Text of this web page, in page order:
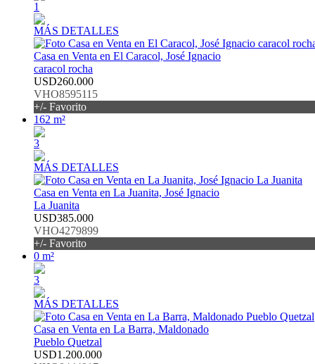
1
MÁS DETALLES
Casa en Venta en El Caracol, José Ignacio
caracol rocha
USD260.000
VHO8595115
+/- Favorito
162 m²
3
MÁS DETALLES
Casa en Venta en La Juanita, José Ignacio
La Juanita
USD385.000
VHO4279899
+/- Favorito
0 m²
3
MÁS DETALLES
Casa en Venta en La Barra, Maldonado
Pueblo Quetzal
USD1.200.000